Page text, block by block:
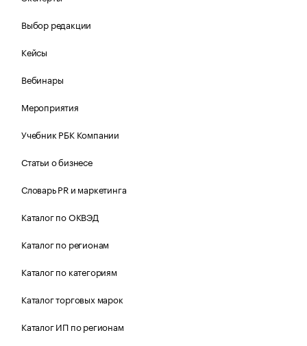
Выбор редакции
Кейсы
Вебинары
Мероприятия
Учебник РБК Компании
Статьи о бизнесе
Словарь PR и маркетинга
Каталог по ОКВЭД
Каталог по регионам
Каталог по категориям
Каталог торговых марок
Каталог ИП по регионам